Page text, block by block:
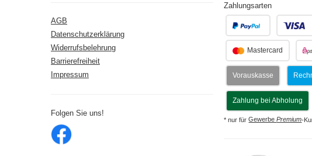
AGB
Datenschutzerklärung
Widerrufsbelehrung
Barrierefreiheit
Impressum
Folgen Sie uns!
Zahlungsarten
Mastercard
Vorauskasse
Zahlung bei Abholung
* nur fürGewerbePremium-